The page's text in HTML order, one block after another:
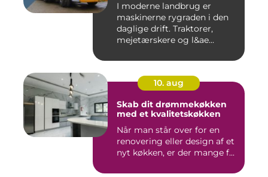
I moderne landbrug er
maskinerne rygraden i den
daglige drift. Traktorer,
mejetærskere og l&ae...
10. aug
Skab dit drømmekøkken
med et kvalitetskøkken
Når man står over for en
renovering eller design af et
nyt køkken, er der mange f...